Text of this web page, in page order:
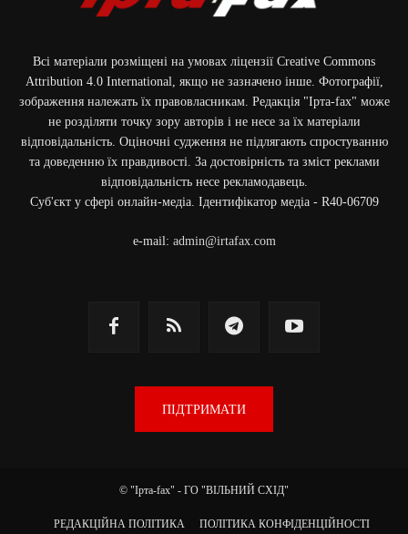
Всі матеріали розміщені на умовах ліцензії Creative Commons
Attribution 4.0 International, якщо не зазначено інше. Фотографії,
зображення належать їх правовласникам. Редакція "Ірта-fax" може
не розділяти точку зору авторів і не несе за їх матеріали
відповідальність. Оціночні судження не підлягають спростуванню
та доведенню їх правдивості. За достовірність та зміст реклами
відповідальність несе рекламодавець.
Cуб'єкт у сфері онлайн-медіа. Ідентифікатор медіа - R40-06709
e-mail: admin@irtafax.com
ПІДТРИМАТИ
© "Ірта-fax" - ГО "ВІЛЬНИЙ СХІД"
РЕДАКЦІЙНА ПОЛІТИКА ПОЛІТИКА КОНФІДЕНЦІЙНОСТІ